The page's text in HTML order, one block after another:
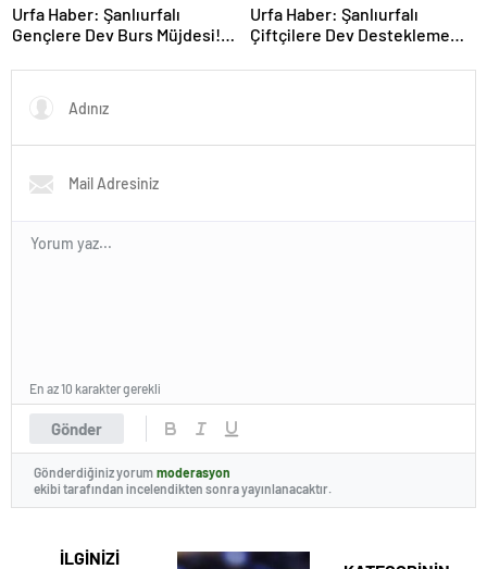
Urfa Haber: Şanlıurfalı
Gençlere Dev Burs Müjdesi!
Urfa Haber: Şanlıurfalı
Çiftçilere Dev Destekleme
Gönder
En az 10 karakter gerekli
Gönderdiğiniz yorum moderasyon
ekibi tarafından incelendikten sonra yayınlanacaktır.
İLGİNİZİ